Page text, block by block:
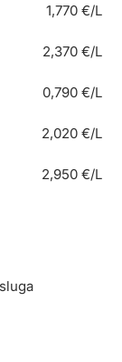
1,770 €/L
2,370 €/L
0,790 €/L
2,020 €/L
2,950 €/L